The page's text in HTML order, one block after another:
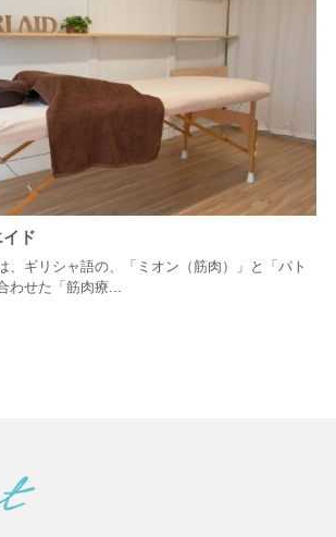
ド
、ギリシャ語の、「ミオン（筋肉）」と「パト
わせた「筋肉療...